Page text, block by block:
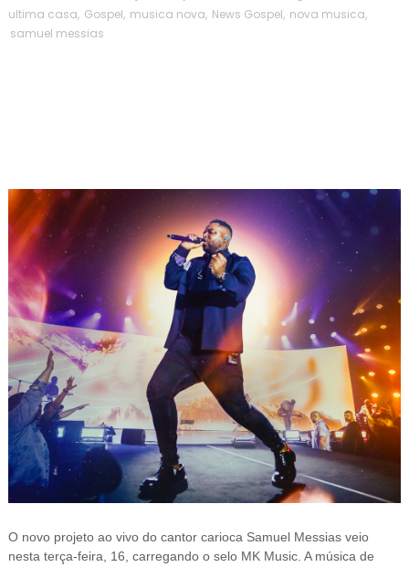
ultima casa, Gospel, musica nova, News Gospel, nova musica,
samuel messias
O novo projeto ao vivo do cantor carioca Samuel Messias veio
nesta terça-feira, 16, carregando o selo MK Music. A música de